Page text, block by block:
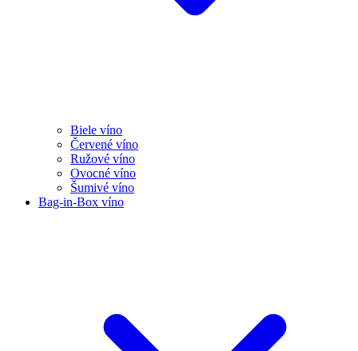
Biele víno
Červené víno
Ružové víno
Ovocné víno
Šumivé víno
Bag-in-Box víno